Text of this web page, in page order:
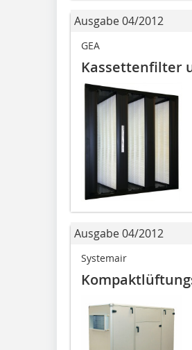
Ausgabe 04/2012
GEA
Kassettenfilter
Ausgabe 04/2012
Systemair